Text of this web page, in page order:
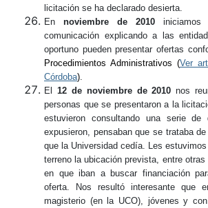
licitación se ha declarado desierta.
En noviembre de 2010 iniciamos
comunicación explicando a las
oportuno pueden presentar ofertas
Procedimientos Administrativos (Ver
Córdoba)
El 12 de noviembre de 2010nos
personas que se presentaron a la
estuvieron consultando una serie de
expusieron, pensaban que se trataba
que la Universidad cedía. Les
terreno la ubicación prevista, entre
en que iban a buscar financiación
oferta. Nos resultó interesante que
magisterio (en la UCO), jóvenes y